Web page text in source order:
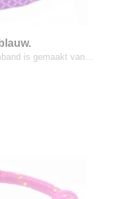
is gemaakt van…